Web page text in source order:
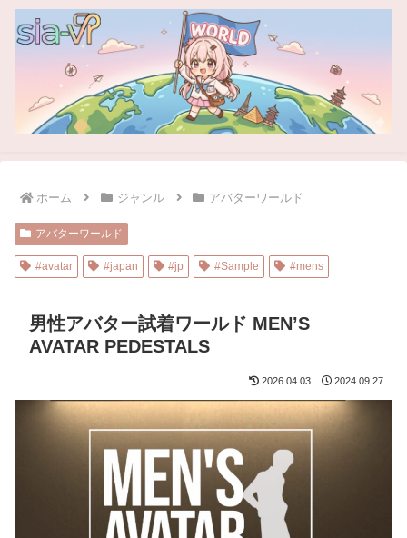
ホーム ジャンル アバターワールド
アバターワールド
#avatar #japan #jp #Sample #mens
男性アバター試着ワールド MEN’S
AVATAR PEDESTALS
2026.04.03 2024.09.27